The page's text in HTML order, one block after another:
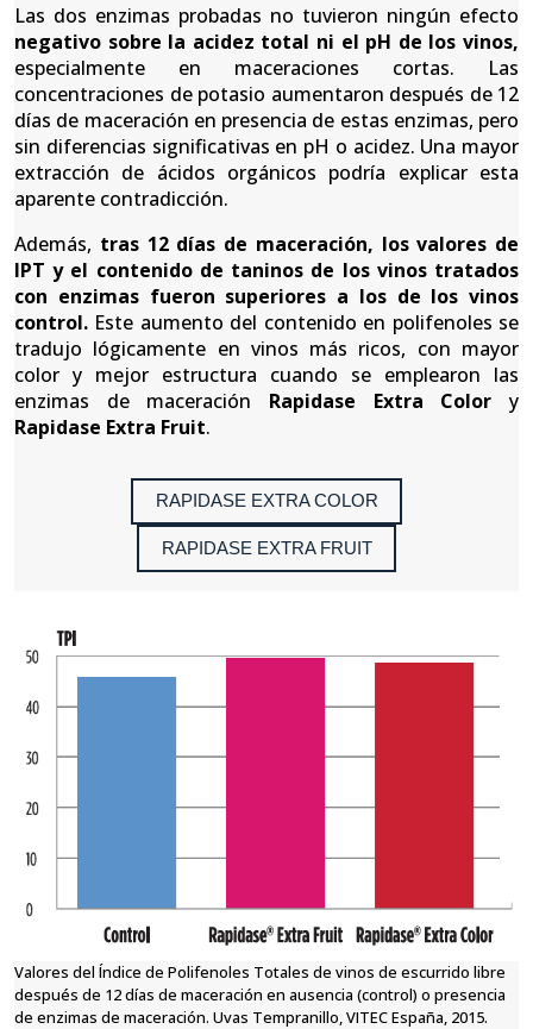
Las dos enzimas probadas no tuvieron ningún efecto
negativo sobre la acidez total ni el pH de los vinos,
especialmente en maceraciones cortas. Las
concentraciones de potasio aumentaron después de 12
días de maceración en presencia de estas enzimas, pero
sin diferencias significativas en pH o acidez. Una mayor
extracción de ácidos orgánicos podría explicar esta
aparente contradicción.
Además, tras 12 días de maceración, los valores de
IPT y el contenido de taninos de los vinos tratados
con enzimas fueron superiores a los de los vinos
control. Este aumento del contenido en polifenoles se
tradujo lógicamente en vinos más ricos, con mayor
color y mejor estructura cuando se emplearon las
enzimas de maceración Rapidase Extra Color y
Rapidase Extra Fruit.
RAPIDASE EXTRA COLOR
RAPIDASE EXTRA FRUIT
Valores del Índice de Polifenoles Totales de vinos de escurrido libre
después de 12 días de maceración en ausencia (control) o presencia
de enzimas de maceración. Uvas Tempranillo, VITEC España, 2015.